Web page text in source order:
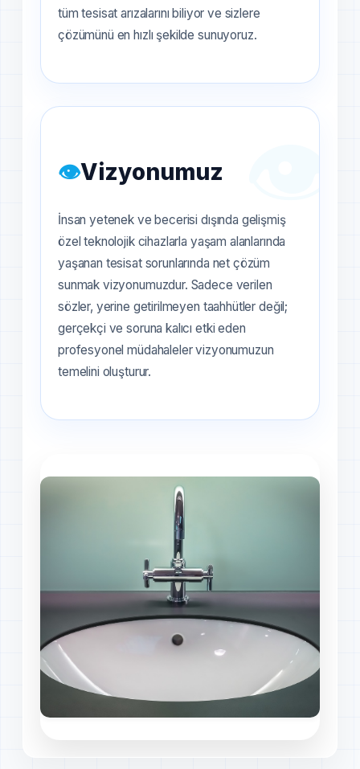
tüm tesisat arızalarını biliyor ve sizlere
çözümünü en hızlı şekilde sunuyoruz.
👁️Vizyonumuz
İnsan yetenek ve becerisi dışında gelişmiş
özel teknolojik cihazlarla yaşam alanlarında
yaşanan tesisat sorunlarında net çözüm
sunmak vizyonumuzdur. Sadece verilen
sözler, yerine getirilmeyen taahhütler değil;
gerçekçi ve soruna kalıcı etki eden
profesyonel müdahaleler vizyonumuzun
temelini oluşturur.